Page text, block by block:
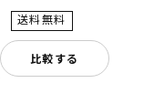
比較する